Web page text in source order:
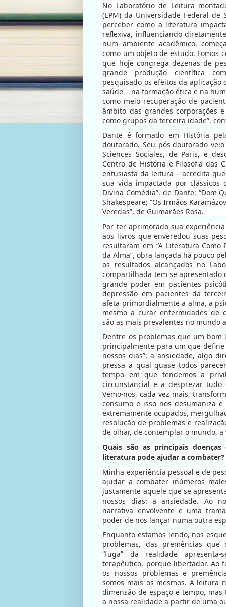
No Laboratório de Leitura
(EPM) da Universidade Federal
perceber como a literatura
reflexiva, influenciando
num ambiente acadêmico,
como um objeto de estudo. Fomos
que hoje congrega dezenas de
grande produção científica
pesquisado os efeitos da aplicação
saúde – na formação ética e na
como meio recuperação de
âmbito das grandes corporações
como grupos da terceira idade”,
Dante é formado em História
doutorado. Seu pós-doutorado
Sciences Sociales, de Paris, e
Centro de História e Filosofia das
entusiasta da leitura – acredita
sua vida impactada por clássicos
Divina Comédia”, de Dante; “Dom
Shakespeare; “Os Irmãos
Veredas”, de Guimarães Rosa.
Por ter aprimorado sua
aos livros que enveredou suas
resultaram em “A Literatura Como
da Alma”, obra lançada há pouco
os resultados alcançados no
compartilhada tem se apresentado
grande poder em pacientes
depressão em pacientes da
afeta primordialmente a alma, a
mesmo a curar enfermidades de
são as mais prevalentes no mundo
Dentre os problemas que um bom
principalmente para um que
nossos dias”: a ansiedade, algo
pressa a qual quase todos
tempo em que tendemos a
circunstancial e a desprezar
Vemo-nos, cada vez mais,
consumo e isso nos desumaniza
extremamente ocupados,
resolução de problemas e
de olhar, de contemplar o mundo, a
Quais são as principais
literatura pode ajudar a combater?
Minha experiência pessoal e de
ajudar a combater inúmeros
justamente aquele que se
nossos dias: a ansiedade. Ao
narrativa envolvente e uma
poder de nos lançar numa outra
Enquanto estamos lendo, nos
problemas, das premências que
“fuga” da realidade
terapêutico, porque libertador. Ao
os nossos problemas e
somos mais os mesmos. A leitura
dimensão de espaço e tempo,
a nossa realidade a partir de uma